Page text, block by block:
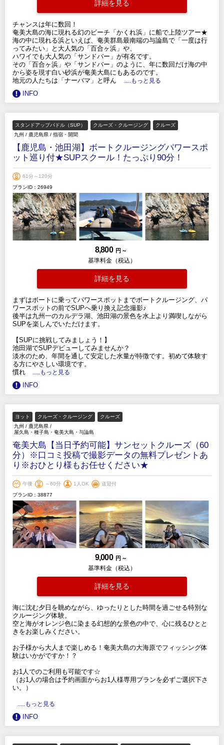
詳細を見る
チャンスは年に数回！
奄美大島の海に現れる幻のビーチ「かくれ浜」に船で上陸ツアー★
海の中に現れる浜といえば、奄美群島最南端の与論島で「一度は行
ってみたい」と大人気の「百合ヶ浜」や、
ハワイでも大人気の「サンドバー」が有名です。
その「百合ヶ浜」や「サンドバー」のように、年に数回だけ海の中
から姿を現す白い砂浜が奄美大島にもあるのです。
地元の人たちは「ナーバマ」と呼ん
.....もっと見る
INFO
スタンドアップパドル（SUP） クルーズ・クルージング
クルーズ
九州 / 鹿児島県 / 指宿・開聞
【鹿児島・池田湖】ボートクルージングパワースポ
ット巡り付★SUPスクール！たっぷり90分！
61分～120分
プランID：26949
8,800 円 ～
基準料金（税込）
詳細を見る
まずはボートに乗ってパワースポットまでボートクルージング、パ
ワースポットの前でSUPへ乗り換え記念撮影♪
後半は九州一のカルデラ湖、池田湖の景色を水上より満喫しながら
SUPを楽しんでいただけます。
【SUPに挑戦してみましょう！】
池田湖でSUPデビューしてみませんか？
淡水のため、年間を通して安定した水量が特徴です。初めて体験す
る方にやさしい環境です。
慣れ
.....もっと見る
INFO
ヨット クルーズ・クルージング
クルーズ
九州 / 鹿児島県 /
屋久島・種子島・奄美大島・与論島
奄美大島【当日予約可能】サンセットクルーズ（60
分）※口コミ投稿で撮影データの無料プレゼントあ
り※おひとり様もお任せください★
午後 ～60分 1人OK
送迎付
プランID：38877
9,000 円 ～
基準料金（税込）
詳細を見る
海に沈む夕日を眺めながら、ゆったりとした時間を過ごせる特別な
クルージング体験。
空と海がオレンジ色に染まる幻想的な景色の中で、心に残るひとと
きをお楽しみください。
お子様から大人まで楽しめる！奄美大島の大海原でフィッシング体
験はいかがですか！？
お1人でのご利用も可能です☆
（お1人の場合は予約画面からお1人様専用プランを必ずご選択下さ
い。）
.....もっと見る
INFO